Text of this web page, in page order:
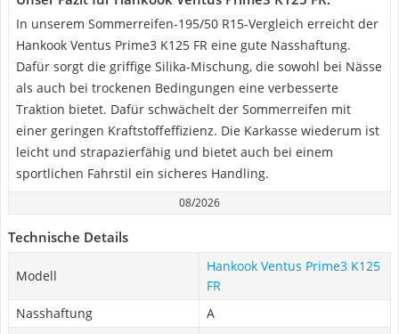
In unserem Sommerreifen-195/50 R15-Vergleich erreicht der
Hankook Ventus Prime3 K125 FR eine gute Nasshaftung.
Dafür sorgt die griffige Silika-Mischung, die sowohl bei Nässe
als auch bei trockenen Bedingungen eine verbesserte
Traktion bietet. Dafür schwächelt der Sommerreifen mit
einer geringen Kraftstoffeffizienz. Die Karkasse wiederum ist
leicht und strapazierfähig und bietet auch bei einem
sportlichen Fahrstil ein sicheres Handling.
08/2026
Technische Details
Modell
Hankook Ventus Prime3 K125
FR
Nasshaftung
A